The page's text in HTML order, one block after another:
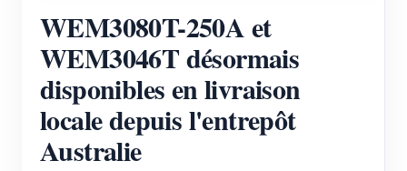
WEM3080T-250A et
WEM3046T désormais
disponibles en livraison
locale depuis l'entrepôt
Australie